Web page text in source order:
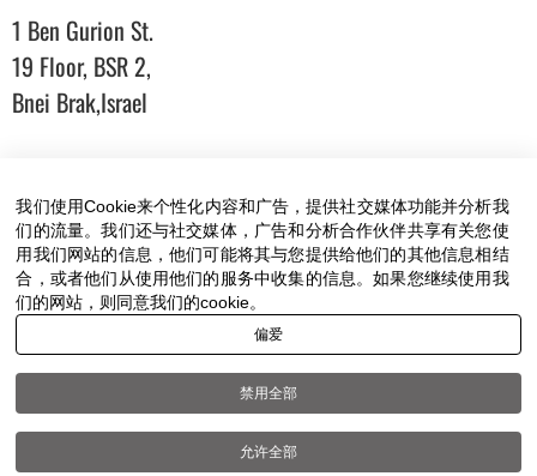
1 Ben Gurion St.
19 Floor, BSR 2,
Bnei Brak,Israel
E:office@dwo.co.il
Terms of use|Accessibility| All rights reserved to DWO
©
我们使用Cookie来个性化内容和广告，提供社交媒体功能并分析我
们的流量。我们还与社交媒体，广告和分析合作伙伴共享有关您使
用我们网站的信息，他们可能将其与您提供给他们的其他信息相结
合，或者他们从使用他们的服务中收集的信息。如果您继续使用我
们的网站，则同意我们的cookie。
偏爱
禁用全部
允许全部